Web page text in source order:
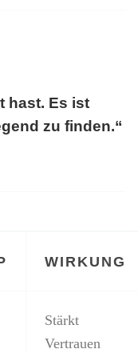
hast. Es ist
zu finden.“
WIRKUNG
Stärkt
Vertrauen